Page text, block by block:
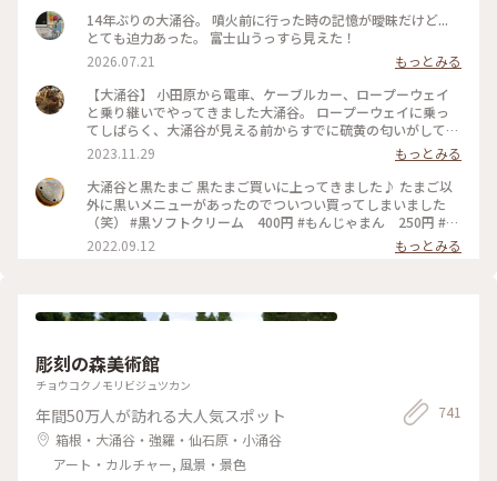
14年ぶりの大涌谷。 噴火前に行った時の記憶が曖昧だけど...
とても迫力あった。 富士山うっすら見えた！
2026.07.21
もっとみる
【大涌谷】 小田原から電車、ケーブルカー、ロープーウェイ
と乗り継いでやってきました大涌谷。 ロープーウェイに乗っ
てしばらく、大涌谷が見える前からすでに硫黄の匂いがしてき
ました。そしてずんずん登っていって、1番高いところを乗り
越えて見えた景色に思わず感嘆の声が出ました。 緑の木々が
一気になくなって眼下の景色ががらりと山から噴煙地に変わる
のが劇的です。 ちょっと乗り継ぎと人の多さにヤラレていたの
ですが、そんなものは吹っ飛ぶ絶景✨車で行くよりロープーウ
ェイで行く方が絶対オススメです‼︎ 地面が硫黄で黄色くなって
いたり煙がモクモクしていたり、とにかくすごい😳 この日は
やり過ぎなくらい防寒装備で行くのがオススメです🧥
根 #私のことりっぷ旅
2023.11.29
もっとみる
大涌谷と黒たまご 黒たまご買いに上ってきました♪ たまご以
外に黒いメニューがあったのでついつい買ってしまいました
（笑） #黒ソフトクリーム 400円 #もんじゃまん 250円 #黒
たまご 5個500円 #箱根ロープウェイ #早雲山駅 〜 #大涌谷
往復1700円 #神奈川県#箱根#箱根旅行#箱根観光#箱根秋旅行#
士山が見える#夏富士#箱根町#仙石原
2022.09.12 もっとみる
彫刻の森美術館
チョウコクノモリビジュツカン
年間50万人が訪れる大人気スポット
箱根・大涌谷・強羅・仙石原・小涌谷
アート・カルチャー, 風景・景色
741